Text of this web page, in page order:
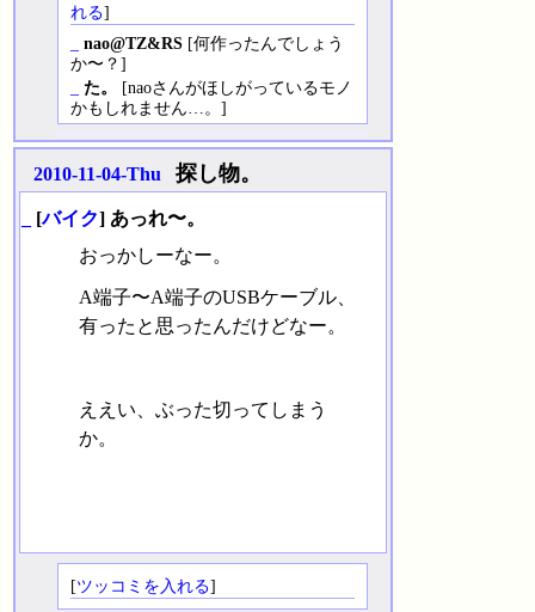
れる]
nao@TZ&RS[何作ったんでしょう
か〜？]
た。
[naoさんがほしがっているモノ
かもしれません…。]
2010-11-04-Thu 探し物。
[バイク] あっれ〜。
おっかしーなー。
A端子〜A端子のUSBケーブル、
有ったと思ったんだけどなー。
ええい、ぶった切ってしまう
か。
[ツッコミを入れる]